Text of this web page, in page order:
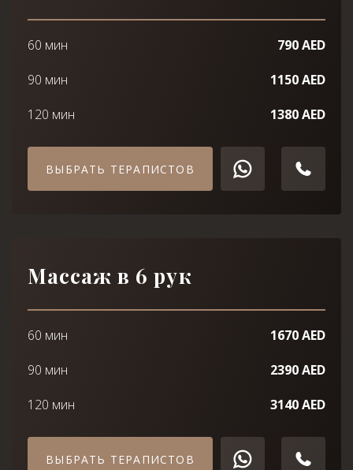
60 мин
790 AED
90 мин
1150 AED
120 мин
1380 AED
ВЫБРАТЬ ТЕРАПИСТОВ
Массаж в 6 рук
60 мин
1670 AED
90 мин
2390 AED
120 мин
3140 AED
ВЫБРАТЬ ТЕРАПИСТОВ